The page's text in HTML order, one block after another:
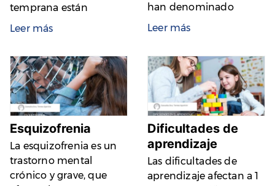
temprana están
Leer más
han denominado
Leer más
Esquizofrenia
La esquizofrenia es un
trastorno mental
crónico y grave, que
Dificultades de
aprendizaje
Las dificultades de
aprendizaje afectan a 1